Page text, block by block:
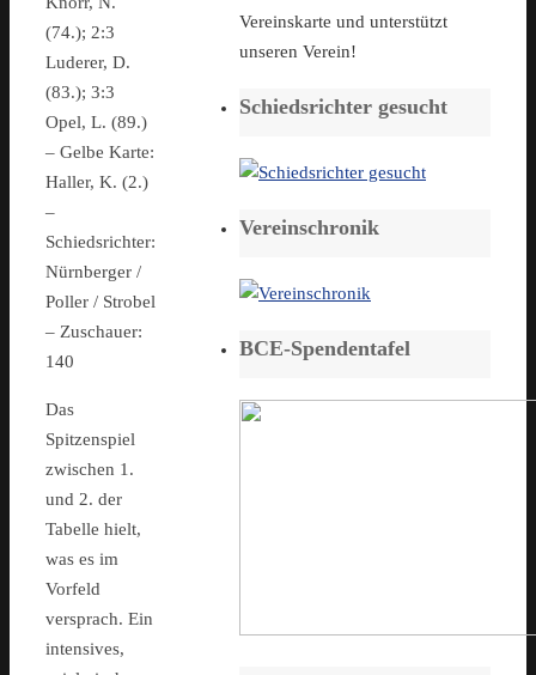
(74.); 2:3
Luderer, D.
(83.); 3:3
Opel, L. (89.)
– Gelbe Karte:
Haller, K. (2.)
–
Schiedsrichter:
Nürnberger /
Poller / Strobel
– Zuschauer:
140
Das
Spitzenspiel
zwischen 1.
und 2. der
Tabelle hielt,
was es im
Vorfeld
versprach. Ein
intensives,
Vereinskarte und unterstützt
unseren Verein!
Schiedsrichter gesucht
Vereinschronik
BCE-Spendentafel